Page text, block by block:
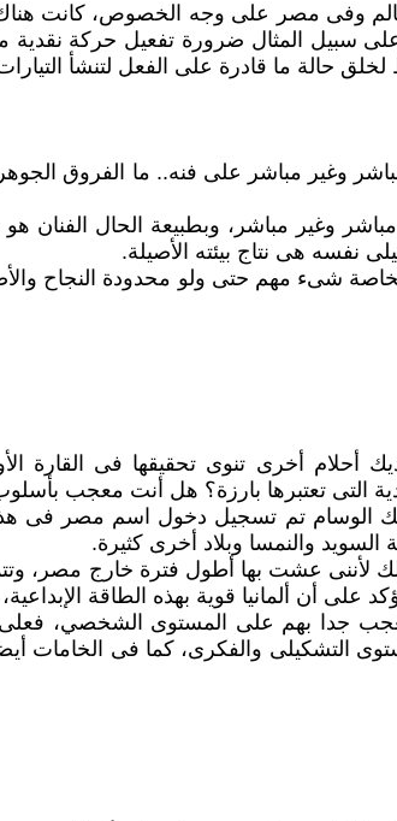
وفى مصر على وجه الخصوص، كانت هناك
سبيل المثال ضرورة تفعيل حركة
حالة ما قادرة على الفعل لتنشأ التيارات
وغير مباشر على فنه.. ما الفروق
وغير مباشر، وبطبيعة الحال الفنان هو
نفسه هى نتاج بيئته الأصيلة.
شىء مهم حتى ولو محدودة النجاح
أخرى تنوى تحقيقها فى القارة
التى تعتبرها بارزة؟ هل أنت معجب
تم تسجيل دخول اسم مصر فى
السويد والنمسا وبلاد أخرى كثيرة.
لأننى عشت بها أطول فترة خارج مصر،
أن ألمانيا قوية بهذه الطاقة
معجب جدا بهم على المستوى الشخصي،
التشكيلى والفكرى، كما فى الخامات